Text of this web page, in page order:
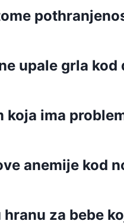
upale grla kod
koja ima
anemije kod
za bebe